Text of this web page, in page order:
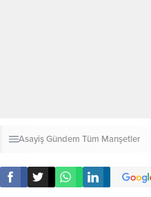
AsayişGündem Tüm Manşetler